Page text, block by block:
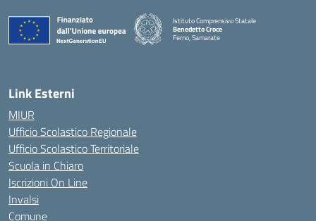
Istituto Comprensivo Statale
Benedetto Croce
Ferno, Samarate
Link Esterni
MIUR
Ufficio Scolastico Regionale
Ufficio Scolastico Territoriale
Scuola in Chiaro
Iscrizioni On Line
Invalsi
Comune